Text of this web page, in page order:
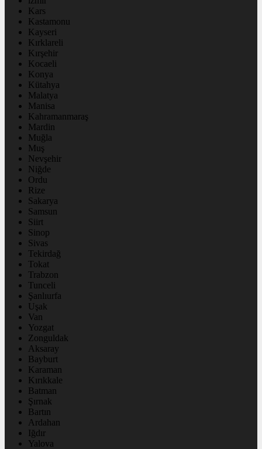
Kars
Kastamonu
Kayseri
Kırklareli
Kırşehir
Kocaeli
Konya
Kütahya
Malatya
Manisa
Kahramanmaraş
Mardin
Muğla
Muş
Nevşehir
Niğde
Ordu
Rize
Sakarya
Samsun
Siirt
Sinop
Sivas
Tekirdağ
Tokat
Trabzon
Tunceli
Şanlıurfa
Uşak
Van
Yozgat
Zonguldak
Aksaray
Bayburt
Karaman
Kırıkkale
Batman
Şırnak
Bartın
Ardahan
Iğdır
Yalova